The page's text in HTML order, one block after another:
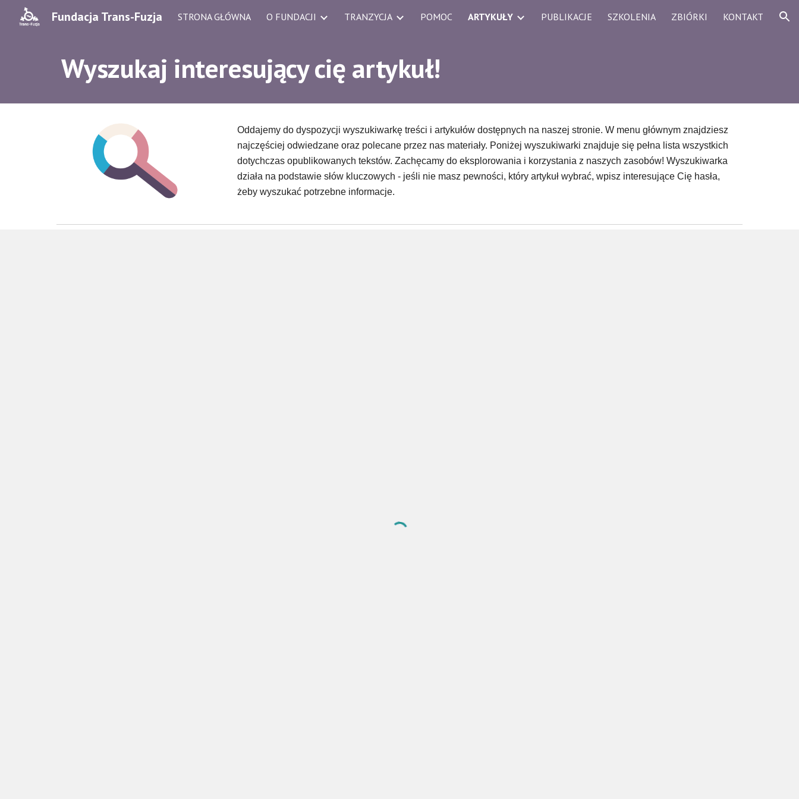
Skip to main content Skip to navigation
Fundacja Trans-Fuzja STRONA GŁÓWNA O FUNDACJI TRANZYCJA POMOC ARTYKUŁY PUBLIKACJE SZKOLENIA ZBIÓRKI KONTAKT
Wyszukaj interesujący cię artykuł!
Oddajemy do dyspozycji wyszukiwarkę treści i artykułów dostępnych na naszej stronie. W menu głównym znajdziesz
najczęściej odwiedzane oraz polecane przez nas materiały. Poniżej wyszukiwarki znajduje się pełna lista wszystkich
dotychczas opublikowanych tekstów. Zachęcamy do eksplorowania i korzystania z naszych zasobów! Wyszukiwarka
działa na podstawie słów kluczowych - jeśli nie masz pewności, który artykuł wybrać, wpisz interesujące Cię hasła,
żeby wyszukać potrzebne informacje.